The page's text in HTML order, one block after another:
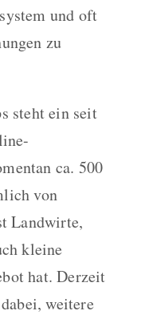
und oft
zu
steht ein seit
ca. 500
von
Landwirte,
kleine
hat. Derzeit
weitere